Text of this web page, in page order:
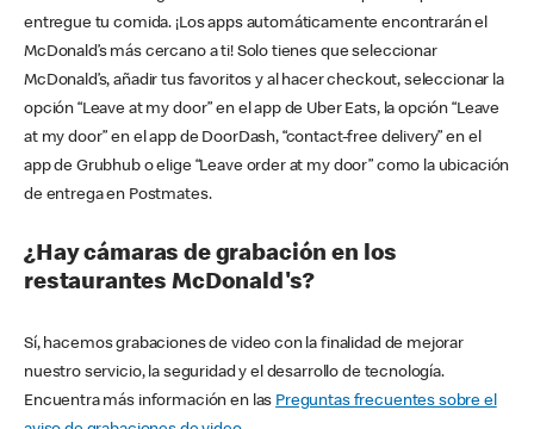
entregue tu comida. ¡Los apps automáticamente encontrarán el
McDonald’s más cercano a ti! Solo tienes que seleccionar
McDonald’s, añadir tus favoritos y al hacer checkout, seleccionar la
opción “Leave at my door” en el app de Uber Eats, la opción “Leave
at my door” en el app de DoorDash, “contact-free delivery” en el
app de Grubhub o elige “Leave order at my door” como la ubicación
de entrega en Postmates.
¿Hay cámaras de grabación en los
restaurantes McDonald's?
Sí, hacemos grabaciones de video con la finalidad de mejorar
nuestro servicio, la seguridad y el desarrollo de tecnología.
Encuentra más información en las Preguntas frecuentes sobre el